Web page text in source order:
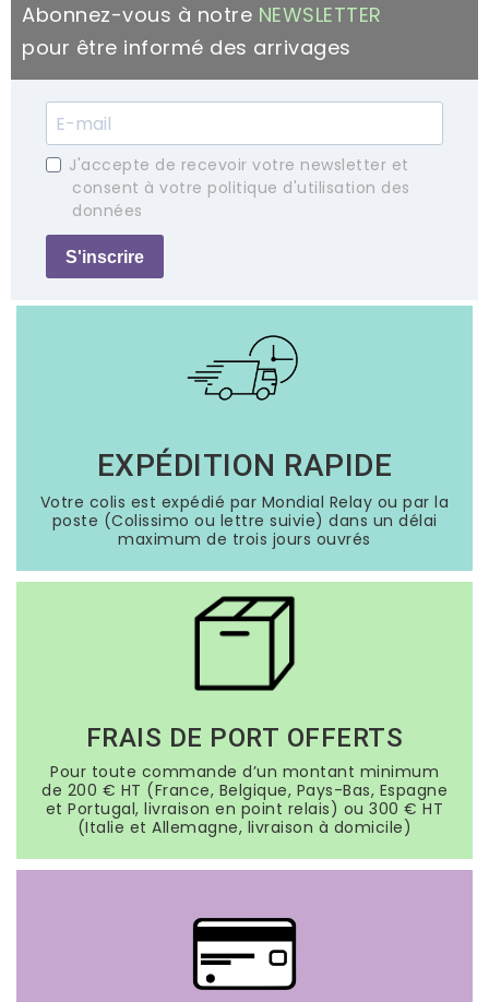
Abonnez-vous à notre NEWSLETTER
pour être informé des arrivages
J'accepte de recevoir votre newsletter et
consent à votre politique d'utilisation des
données
S'inscrire
EXPÉDITION RAPIDE
Votre colis est expédié par Mondial Relay ou par la
poste (Colissimo ou lettre suivie) dans un délai
maximum de trois jours ouvrés
FRAIS DE PORT OFFERTS
Pour toute commande d’un montant minimum
de 200 € HT (France, Belgique, Pays-Bas, Espagne
et Portugal, livraison en point relais) ou 300 € HT
(Italie et Allemagne, livraison à domicile)